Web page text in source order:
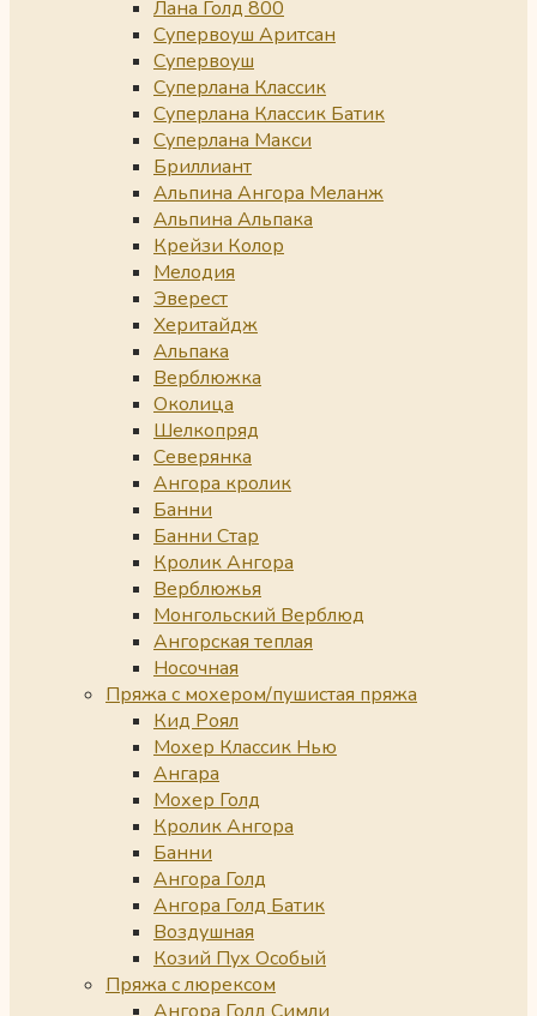
Лана Голд 800
Супервоуш Аритсан
Супервоуш
Суперлана Классик
Суперлана Классик Батик
Суперлана Макси
Бриллиант
Альпина Ангора Меланж
Альпина Альпака
Крейзи Колор
Мелодия
Эверест
Херитайдж
Альпака
Верблюжка
Околица
Шелкопряд
Северянка
Ангора кролик
Банни
Банни Стар
Кролик Ангора
Верблюжья
Монгольский Верблюд
Ангорская теплая
Носочная
Пряжа с мохером/пушистая пряжа
Кид Роял
Мохер Классик Нью
Ангара
Мохер Голд
Кролик Ангора
Банни
Ангора Голд
Ангора Голд Батик
Воздушная
Козий Пух Особый
Пряжа с люрексом